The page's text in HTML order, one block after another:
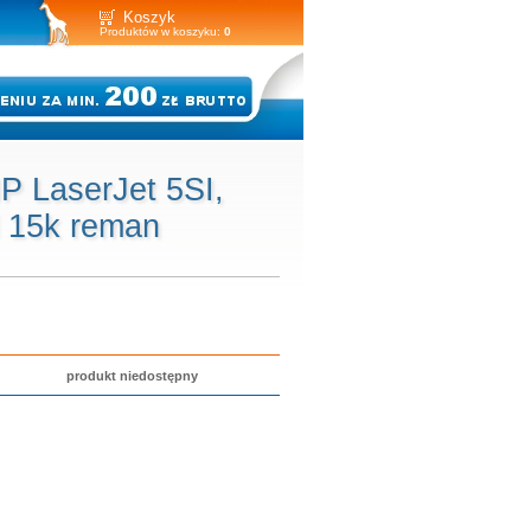
Koszyk
Produktów w koszyku: 0
LaserJet 5SI,
reman
produkt niedostępny